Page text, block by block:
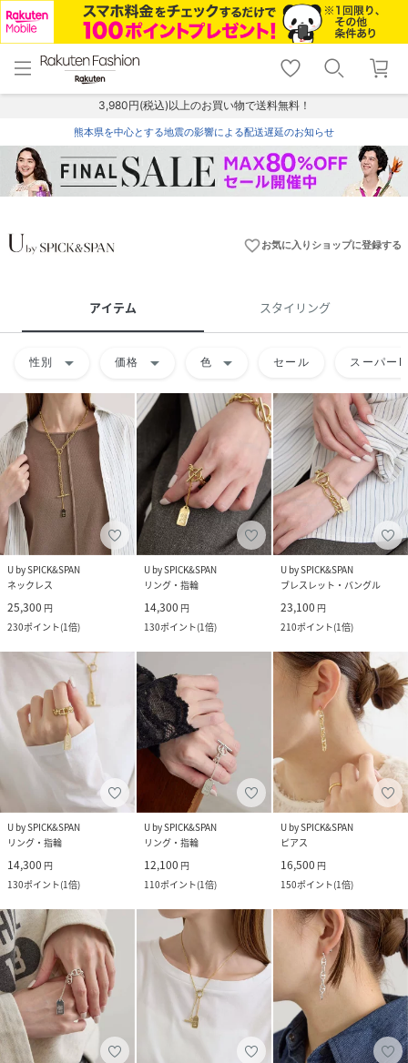
menu home
トップ
shopping_cart lock_outline
ログイン
3,980円(税込)以上のお買い物で送料無料！
熊本県を中心とする地震の影響による配送遅延のお知らせ
favorite_borderお気に入りショップに登録する
アイテム スタイリング
性別 arrow_drop_down 価格 arrow_drop_down 色 arrow_drop_down セール スーパー
U by SPICK&SPAN
ネックレス
25,300 円
230ポイント(1倍)
U by SPICK&SPAN
リング・指輪
14,300 円
130ポイント(1倍)
U by SPICK&SPAN
ブレスレット・バングル
23,100 円
210ポイント(1倍)
U by SPICK&SPAN
リング・指輪
14,300 円
130ポイント(1倍)
U by SPICK&SPAN
リング・指輪
12,100 円
110ポイント(1倍)
U by SPICK&SPAN
ピアス
16,500 円
150ポイント(1倍)